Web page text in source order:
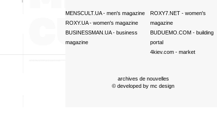
MENSCULT.UA- men's magazine
ROXY.UA- women's magazine
BUSINESSMAN.UA- business
magazine
ROXY7.NET- women's
magazine
BUDUEMO.COM- building
portal
4kiev.com- market
archives de nouvelles
© developed by mc design